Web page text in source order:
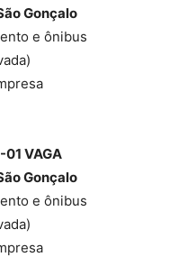
Gonçalo
e ônibus
01 VAGA
Gonçalo
e ônibus